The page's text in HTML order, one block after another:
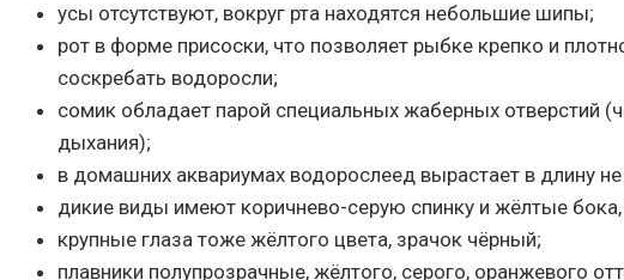
усы отсутствуют, вокруг рта находятся небольшие шипы;
рот в форме присоски, что позволяет рыбке крепко и
соскребать водоросли;
сомик обладает парой специальных жаберных отверстий
дыхания);
в домашних аквариумах водорослеед вырастает в длину
дикие виды имеют коричнево-серую спинку и жёлтые
крупные глаза тоже жёлтого цвета, зрачок чёрный;
плавники полупрозрачные, жёлтого, серого, оранжевого